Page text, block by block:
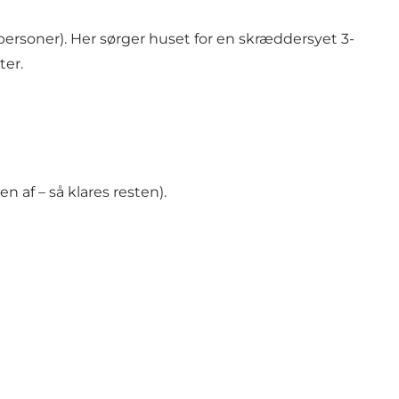
Her sørger huset for en skræddersyet 3-
af – så klares resten).